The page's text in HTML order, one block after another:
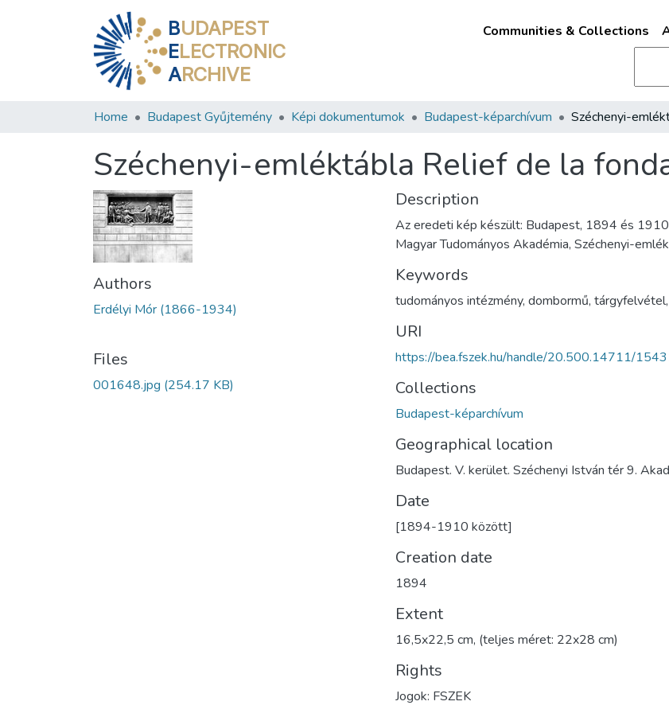
BUDAPEST
ELECTRONIC
ARCHIVE
Communities & Collections
Home Budapest Gyűjtemény Képi dokumentumok Budapest-képarchívum
Széchenyi-emléktábla Relief de la
Authors
Erdélyi Mór (1866-1934)
Files
001648.jpg (254.17 KB)
Description
Az eredeti kép készült: Budapest, 1894 és
Magyar Tudományos Akadémia, Széchenyi-
Keywords
tudományos intézmény, dombormű, tárgyfelvétel,
URI
https://bea.fszek.hu/handle/20.500.14711/
Collections
Budapest-képarchívum
Geographical location
Budapest. V. kerület. Széchenyi István tér 9.
Date
[1894-1910 között]
Creation date
1894
Extent
16,5x22,5 cm, (teljes méret: 22x28 cm)
Rights
Jogok: FSZEK